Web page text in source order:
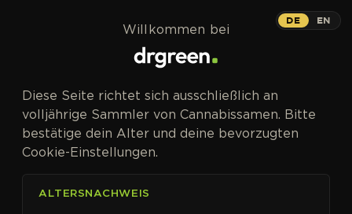
DE EN
Willkommen bei
Diese Seite richtet sich ausschließlich an
volljährige Sammler von Cannabissamen. Bitte
bestätige dein Alter und deine bevorzugten
Cookie-Einstellungen.
ALTERSNACHWEIS